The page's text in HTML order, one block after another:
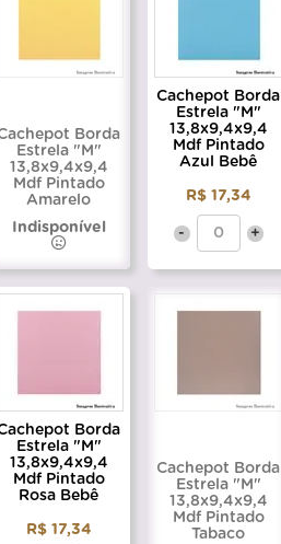
Borda
Estrela "M"
13,8x9,4x9,4
Mdf Pintado
Amarelo
Indisponível
Cachepot Borda
Estrela "M"
13,8x9,4x9,4
Mdf Pintado
Azul Bebê
R$ 17,34
- +
Borda
Estrela "M"
13,8x9,4x9,4
Mdf Pintado
Rosa Bebê
R$ 17,34
Cachepot Borda
Estrela "M"
13,8x9,4x9,4
Mdf Pintado
Tabaco